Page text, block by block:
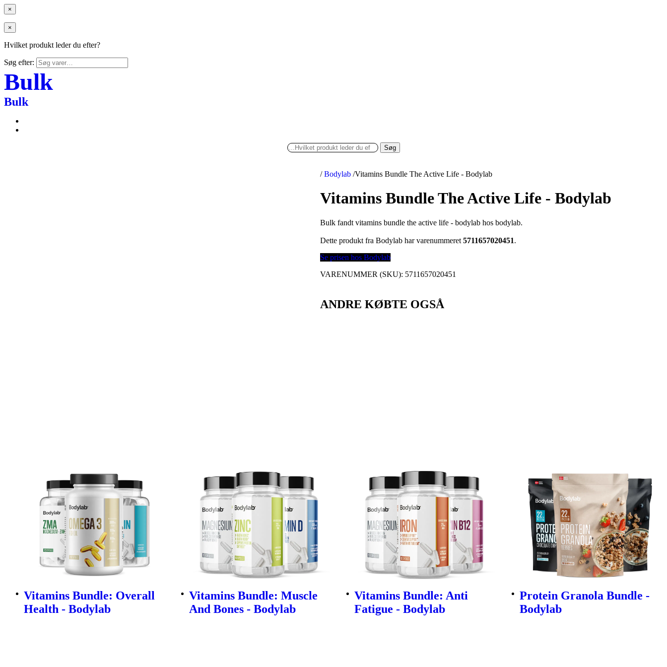
×
×
Hvilket produkt leder du efter?
Søg efter:
Bulk
Bulk
Søg
/ Bodylab /Vitamins Bundle The Active Life - Bodylab
Vitamins Bundle The Active Life - Bodylab
Bulk fandt vitamins bundle the active life - bodylab hos bodylab.
Dette produkt fra Bodylab har varenummeret5711657020451.
Se prisen hos Bodylab
VARENUMMER (SKU): 5711657020451
ANDRE KØBTE OGSÅ
Vitamins Bundle: Overall
Health - Bodylab
Vitamins Bundle: Muscle
And Bones - Bodylab
Vitamins Bundle: Anti
Fatigue - Bodylab
Protein Granola Bundle -
Bodylab